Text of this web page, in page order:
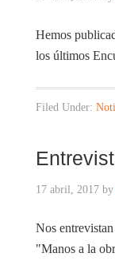
Hemos
los últimos
Filed Under:
17 abril, 2017by
Nos
"Manos a la